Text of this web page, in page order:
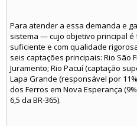
Para atender a essa demanda e
sistema — cujo objetivo principal
suficiente e com qualidade
seis captações principais: Rio São
Juramento; Rio Pacuí (captação
Lapa Grande (responsável por
dos Ferros em Nova Esperança
6,5 da BR-365).